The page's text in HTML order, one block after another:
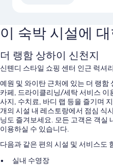
이 숙박 시설에
더 랭함 상하이 신천지
신톈디 스타일 쇼핑 센터 인근 럭셔
예원 및 와이탄 근처에 있는 더 랭
카페, 드라이클리닝/세탁 서비스 이
사지, 수치료, 바디 랩 등을 즐기며
개의 시설 내 레스토랑에서 점심 식
닝도 즐겨보세요. 모든 고객은 객실
이용하실 수 있습니다.
다음과 같은 편의 시설 및 서비스도
실내 수영장